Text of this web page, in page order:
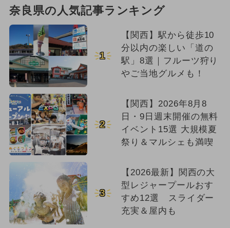
奈良県の人気記事ランキング
1
【関西】駅から徒歩10
分以内の楽しい「道の
駅」8選｜フルーツ狩り
やご当地グルメも！
2
【関西】2026年8月8
日・9日週末開催の無料
イベント15選 大規模夏
祭り＆マルシェも満喫
3
【2026最新】関西の大
型レジャープールおす
すめ12選 スライダー
充実＆屋内も